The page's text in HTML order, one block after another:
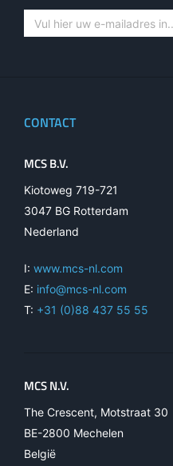
CONTACT
MCS B.V.
Kiotoweg 719-721
3047 BG Rotterdam
Nederland
I: www.mcs-nl.com
E: info@mcs-nl.com
T: +31 (0)88 437 55 55
MCS N.V.
The Crescent, Motstraat 30
BE-2800 Mechelen
België